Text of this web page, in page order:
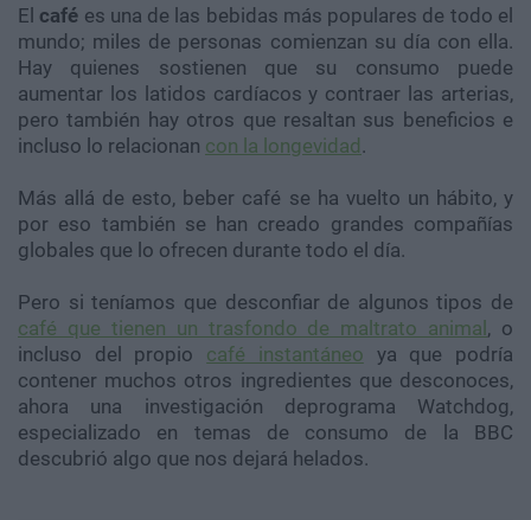
El café es una de las bebidas más populares de todo el
mundo; miles de personas comienzan su día con ella.
Hay quienes sostienen que su consumo puede
aumentar los latidos cardíacos y contraer las arterias,
pero también hay otros que resaltan sus beneficios e
incluso lo relacionan con la longevidad .
Más allá de esto, beber café se ha vuelto un hábito, y
por eso también se han creado grandes compañías
globales que lo ofrecen durante todo el día.
Pero si teníamos que desconfiar de algunos tipos de
café que tienen un trasfondo de maltrato animal , o
incluso del propio café instantáneo ya que podría
contener muchos otros ingredientes que desconoces,
ahora una investigación deprograma Watchdog,
especializado en temas de consumo de la BBC
descubrió algo que nos dejará helados.